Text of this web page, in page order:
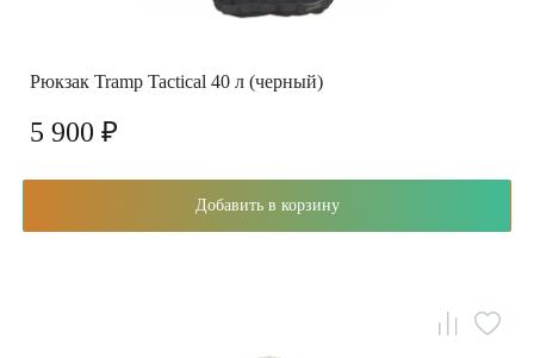
Рюкзак Tramp Tactical 40 л (черный)
5 900 ₽
Добавить в корзину